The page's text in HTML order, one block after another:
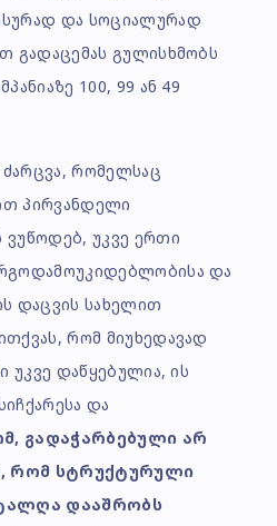
და სოციალურად
გადაცემას გულისხმობს
100, 99 ან 49
რომელსაც
პირვანდელი
უკვე ერთი
და
დაცვის სახელით
რომ მიუხედავად
უკვე დაწყებულია, ის
და
გადაჭარბებული არ
რომ სტრუქტურული
დააშრობს